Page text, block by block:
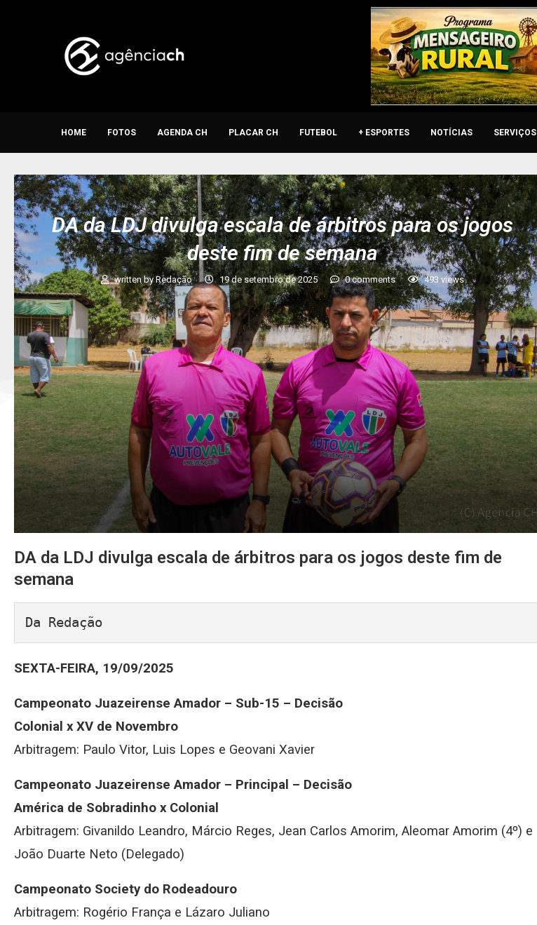
HOME FOTOS AGENDA CH PLACAR CH FUTEBOL + ESPORTES NOTÍCIAS SERVIÇOS
DA da LDJ divulga escala de árbitros para os jogos
deste fim de semana
written byRedação 19 de setembro de 2025 0 comments 493 views
DA da LDJ divulga escala de árbitros para os jogos deste fim de
semana
Da Redação
SEXTA-FEIRA, 19/09/2025
Campeonato Juazeirense Amador – Sub-15 – Decisão
Colonial x XV de Novembro
Arbitragem: Paulo Vitor, Luis Lopes e Geovani Xavier
Campeonato Juazeirense Amador – Principal – Decisão
América de Sobradinho x Colonial
Arbitragem: Givanildo Leandro, Márcio Reges, Jean Carlos Amorim, Aleomar Amorim (4º) e
João Duarte Neto (Delegado)
Campeonato Society do Rodeadouro
Arbitragem: Rogério França e Lázaro Juliano